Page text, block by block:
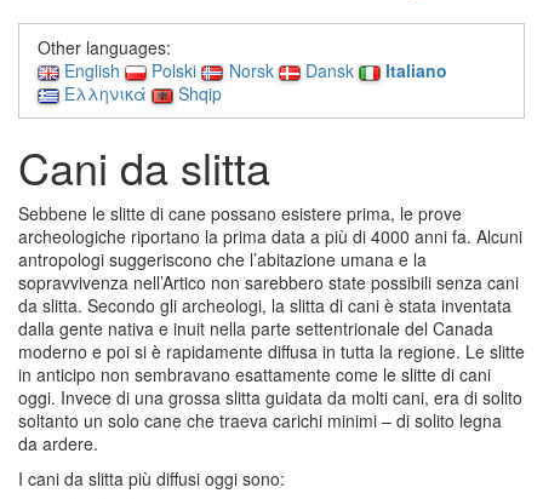
Other languages:
English
Polski Norsk Dansk
Italiano
Ελληνικά
Shqip
Cani da slitta
Sebbene le slitte di cane possano esistere prima, le prove
archeologiche riportano la prima data a più di 4000 anni fa. Alcuni
antropologi suggeriscono che l’abitazione umana e la
sopravvivenza nell’Artico non sarebbero state possibili senza cani
da slitta. Secondo gli archeologi, la slitta di cani è stata inventata
dalla gente nativa e inuit nella parte settentrionale del Canada
moderno e poi si è rapidamente diffusa in tutta la regione. Le slitte
in anticipo non sembravano esattamente come le slitte di cani
oggi. Invece di una grossa slitta guidata da molti cani, era di solito
soltanto un solo cane che traeva carichi minimi – di solito legna
da ardere.
I cani da slitta più diffusi oggi sono: